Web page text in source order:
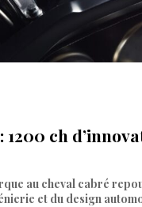
ch
au cheval cabré
et du design